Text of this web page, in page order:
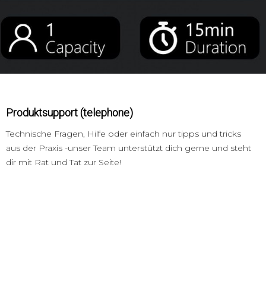
Produktsupport (telephone)
Technische Fragen, Hilfe oder einfach nur tipps und tricks
aus der Praxis -unser Team unterstützt dich gerne und steht
dir mit Rat und Tat zur Seite!